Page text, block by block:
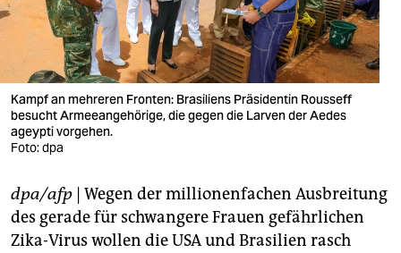
verlag
verlag
veranstaltungen
shop
unterstützen
abo
Kampf an mehreren Fronten: Brasiliens Präsidentin Rousseff
besucht Armeeangehörige, die gegen die Larven der Aedes
ageypti vorgehen.
Foto: dpa
dpa/afp | Wegen der millionenfachen Ausbreitung
des gerade für schwangere Frauen gefährlichen
Zika-Virus wollen die USA und Brasilien rasch